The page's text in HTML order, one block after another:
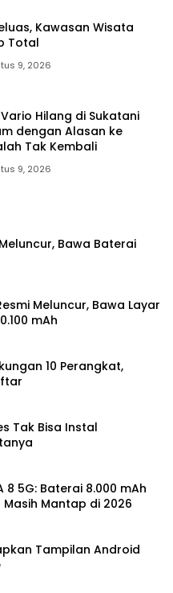
Kawasan Wisata
Total
9, 2026
Hilang di Sukatani
dengan Alasan ke
Tak Kembali
9, 2026
Meluncur, Bawa Baterai
Meluncur, Bawa Layar
mAh
10 Perangkat,
Tak Bisa Instal
8 5G: Baterai 8.000 mAh
Mantap di 2026
Tampilan Android